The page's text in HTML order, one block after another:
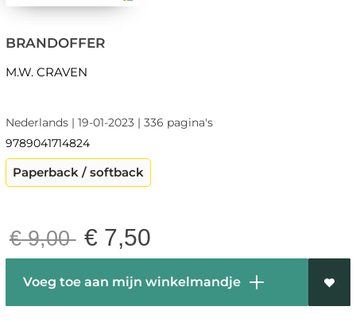
BRANDOFFER
M.W. CRAVEN
Nederlands | 19-01-2023 | 336 pagina's
9789041714824
Paperback / softback
€9,00 € 7,50
Voeg toe aan mijn winkelmandje